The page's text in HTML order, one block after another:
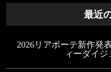
最近
2026リアボーテ新作発
ィーダイ